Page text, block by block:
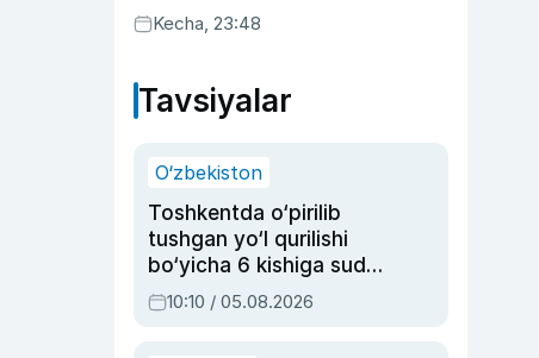
Kecha, 23:48
Tavsiyalar
O‘zbekiston
Toshkentda o‘pirilib
tushgan yo‘l qurilishi
bo‘yicha 6 kishiga sud
hukmi o‘qildi
10:10 / 05.08.2026